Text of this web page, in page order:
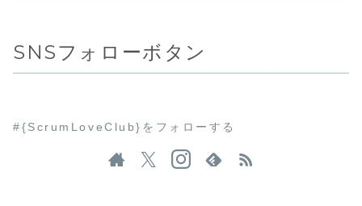
SNSフォローボタン
#{ScrumLoveClub}をフォローする